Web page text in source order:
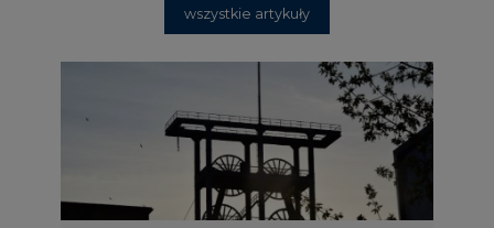
wszystkie artykuły